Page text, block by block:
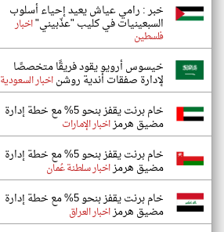
خبر : رامي عياش يعيد إحياء أسلوب
السبعينيات في كليب "عذّبيني"اخبار
فلسطين
خيسوس أرويو يقود فريقًا متخصصًا
لإدارة صفقات أندية روشناخبار السعودية
خام برنت يقفز بنحو 5% مع خطة إدارة
مضيق هرمزاخبار الإمارات
خام برنت يقفز بنحو 5% مع خطة إدارة
مضيق هرمزاخبار سلطنة عُمان
خام برنت يقفز بنحو 5% مع خطة إدارة
مضيق هرمزاخبار العراق